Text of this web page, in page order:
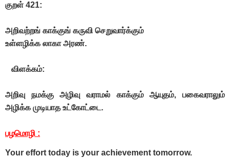
குறள் 421:
அறிவற்றங் காக்குங் கருவி செறுவார்க்கும்
உள்ளழிக்க லாகா அரண்.
விளக்கம்:
அறிவு நமக்கு அழிவு வராமல் காக்கும் ஆயுதம், பகைவராலும்
அழிக்க முடியாத உட்கோட்டை.
பழமொழி :
Your effort today is your achievement tomorrow.